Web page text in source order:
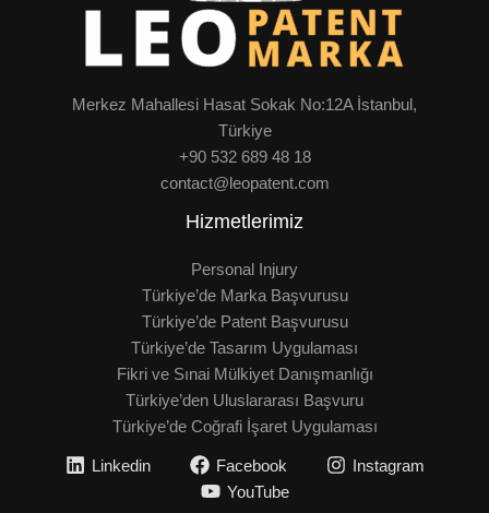
Merkez Mahallesi Hasat Sokak No:12A İstanbul,
Türkiye
+90 532 689 48 18
contact@leopatent.com
Hizmetlerimiz
Personal Injury
Türkiye’de Marka Başvurusu
Türkiye’de Patent Başvurusu
Türkiye’de Tasarım Uygulaması
Fikri ve Sınai Mülkiyet Danışmanlığı
Türkiye’den Uluslararası Başvuru
Türkiye’de Coğrafi İşaret Uygulaması
Linkedin Facebook
Instagram
YouTube